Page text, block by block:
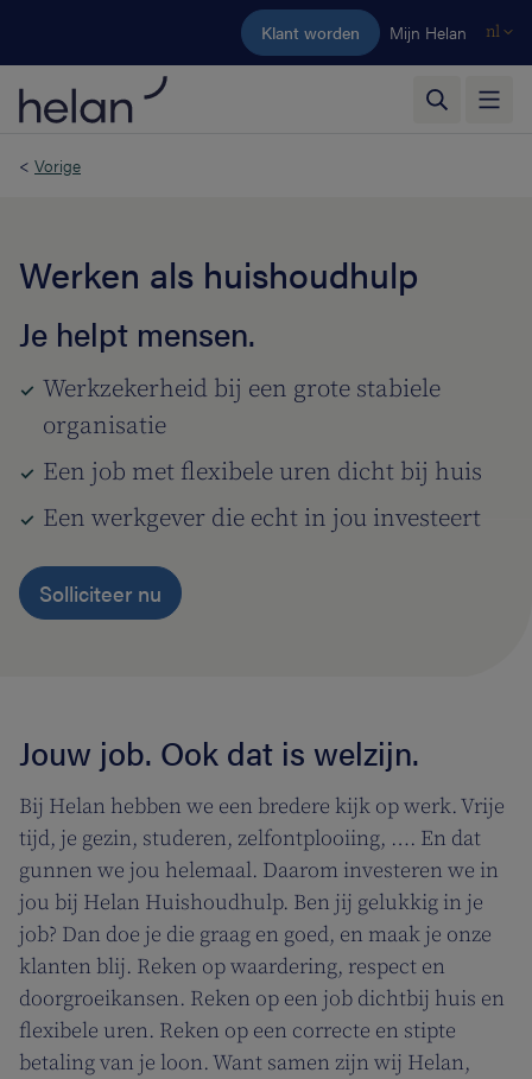
Ga naar de hoofdinhoud
Klant worden Mijn Helan nl
< Vorige
Werken als huishoudhulp
Je helpt mensen.
Werkzekerheid bij een grote stabiele
organisatie
Een job met flexibele uren dicht bij huis
Een werkgever die echt in jou investeert
Solliciteer nu
Jouw job. Ook dat is welzijn.
Bij Helan hebben we een bredere kijk op werk. Vrije
tijd, je gezin, studeren, zelfontplooiing, …. En dat
gunnen we jou helemaal. Daarom investeren we in
jou bij Helan Huishoudhulp. Ben jij gelukkig in je
job? Dan doe je die graag en goed, en maak je onze
klanten blij. Reken op waardering, respect en
doorgroeikansen. Reken op een job dichtbij huis en
flexibele uren. Reken op een correcte en stipte
betaling van je loon. Want samen zijn wij Helan,